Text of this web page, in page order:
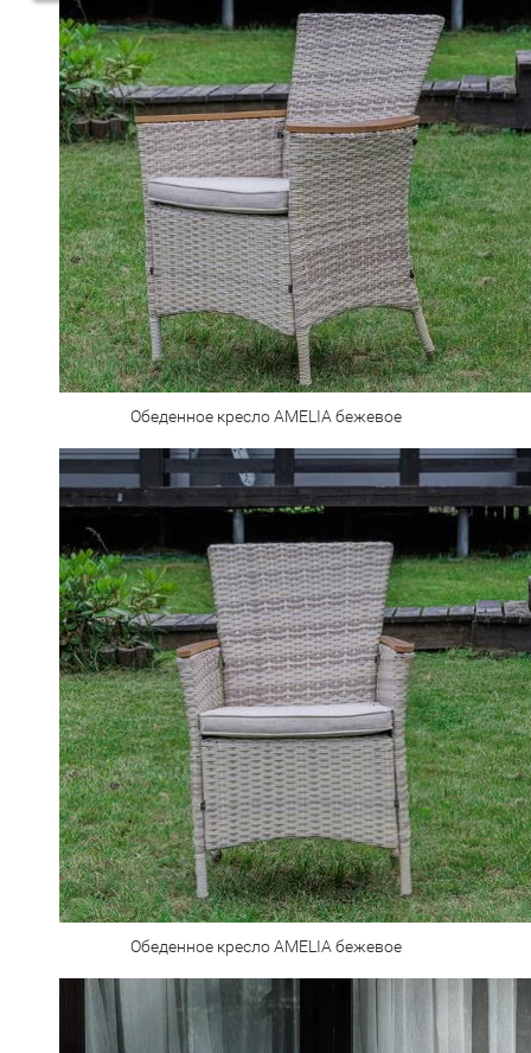
Обеденное кресло AMELIA бежевое
Обеденное кресло AMELIA бежевое